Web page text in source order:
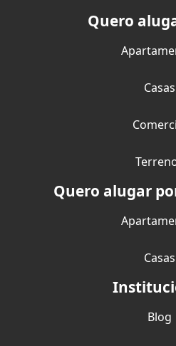
Quero
Casas
Quero alugar
Casas
Blog